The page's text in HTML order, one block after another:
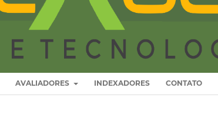
AVALIADORES INDEXADORES CONTATO